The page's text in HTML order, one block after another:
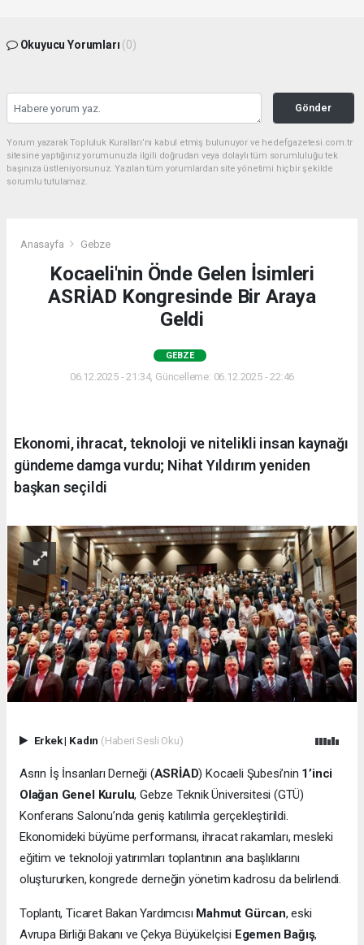
Okuyucu Yorumları (0)
Gönder
Yorum yazarak Topluluk Kuralları’nı kabul etmiş bulunuyor ve hedefgazetesi.com.tr
sitesine yaptığınız yorumunuzla ilgili doğrudan veya dolaylı tüm sorumluluğu tek
başınıza üstleniyorsunuz. Yazılan tüm yorumlardan site yönetimi hiçbir şekilde
sorumlu tutulamaz.
Anasayfa Gebze
Kocaeli'nin Önde Gelen İsimleri
ASRİAD Kongresinde Bir Araya
Geldi
GEBZE
06.12.2025 - 21:34, Güncelleme: 06.12.2025 - 22:46
Ekonomi, ihracat, teknoloji ve nitelikli insan kaynağı
gündeme damga vurdu; Nihat Yıldırım yeniden
başkan seçildi
Erkek| Kadın (Haberi Sesli Oku)
Asrın İş İnsanları Derneği (ASRİAD) Kocaeli Şubesi’nin 1’inci
Olağan Genel Kurulu, Gebze Teknik Üniversitesi (GTÜ)
Konferans Salonu’nda geniş katılımla gerçekleştirildi.
Ekonomideki büyüme performansı, ihracat rakamları, mesleki
eğitim ve teknoloji yatırımları toplantının ana başlıklarını
oluştururken, kongrede derneğin yönetim kadrosu da belirlendi.
Toplantı, Ticaret Bakan Yardımcısı Mahmut Gürcan, eski
Avrupa Birliği Bakanı ve Çekya Büyükelçisi Egemen Bağış,